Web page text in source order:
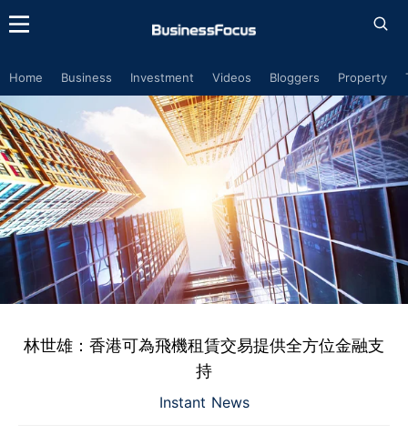
Home Business Investment Videos Bloggers Property
林世雄：香港可為飛機租賃交易提供全方位金融支
持
Instant News